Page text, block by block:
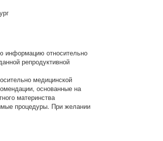
информацию относительно
репродуктивной
медицинской
основанные на
материнства
процедуры. При желании